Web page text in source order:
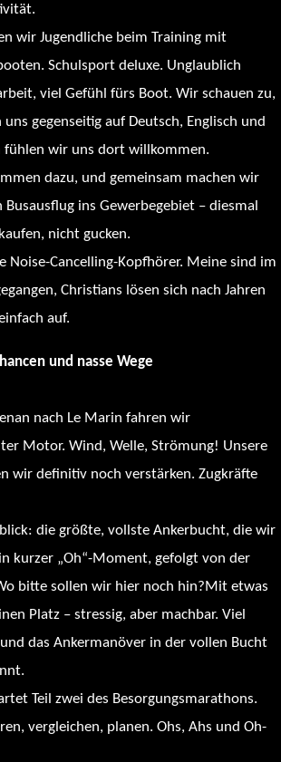
wir Jugendliche beim Training mit
Schulsport deluxe. Unglaublich
viel Gefühl fürs Boot. Wir schauen zu,
gegenseitig auf Deutsch, Englisch und
fühlen wir uns dort willkommen.
dazu, und gemeinsam machen wir
ins Gewerbegebiet – diesmal
nicht gucken.
Noise-Cancelling-Kopfhörer. Meine sind im
Christians lösen sich nach Jahren
auf.
und nasse Wege
nach Le Marin fahren wir
Motor. Wind, Welle, Strömung! Unsere
wir definitiv noch verstärken. Zugkräfte
die größte, vollste Ankerbucht, die wir
kurzer „Oh“-Moment, gefolgt von der
bitte sollen wir hier noch hin?Mit etwas
Platz – stressig, aber machbar. Viel
das Ankermanöver in der vollen Bucht
Teil zwei des Besorgungsmarathons.
vergleichen, planen. Ohs, Ahs und Oh-